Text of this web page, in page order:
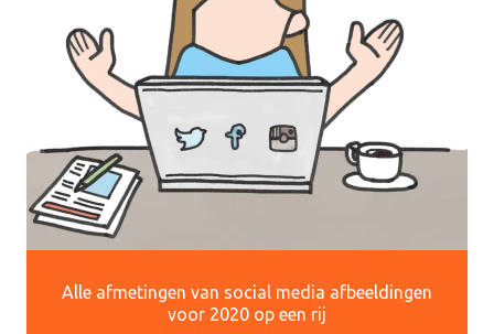
Alle afmetingen van social media afbeeldingen
voor 2020 op een rij